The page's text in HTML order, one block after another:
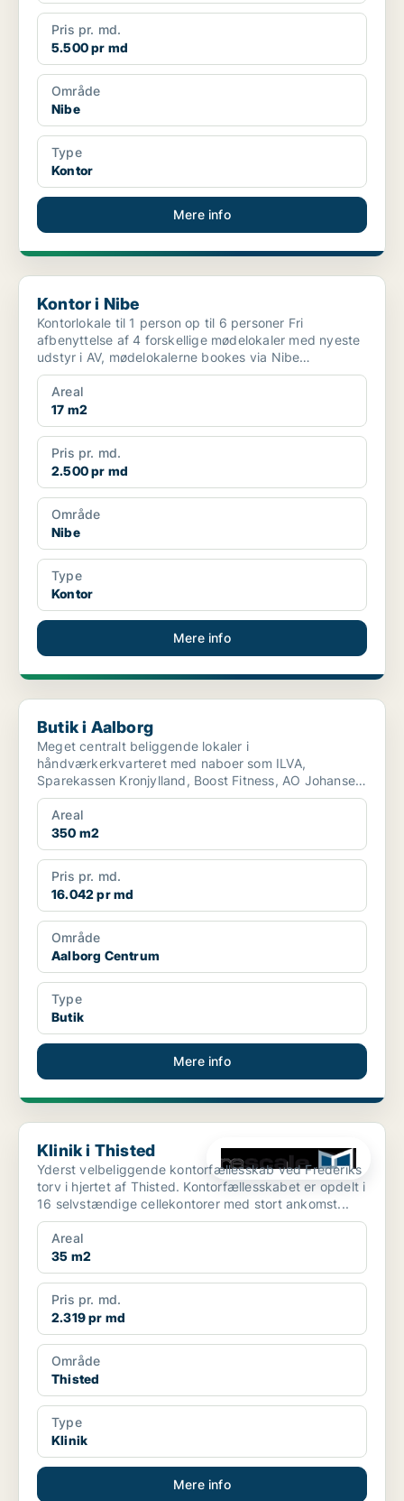
Pris pr. md.
5.500 pr md
Område
Nibe
Type
Kontor
Mere info
Kontor i Nibe
Kontor i Nibe
Kontorlokale til 1 person op til 6 personer Fri
afbenyttelse af 4 forskellige mødelokaler med nyeste
udstyr i AV, mødelokalerne bookes via Nibe
Erhvervspa...
Areal
17 m2
Pris pr. md.
2.500 pr md
Område
Nibe
Type
Kontor
Mere info
Butik i Aalborg
Butik i Aalborg
Meget centralt beliggende lokaler i
håndværkerkvarteret med naboer som ILVA,
Sparekassen Kronjylland, Boost Fitness, AO Johansen
og Silvan. Kan anvendes ti...
Areal
350 m2
Pris pr. md.
16.042 pr md
Område
Aalborg Centrum
Type
Butik
Mere info
Klinik i Thisted
Klinik i Thisted
Yderst velbeliggende kontorfællesskab ved Frederiks
torv i hjertet af Thisted. Kontorfællesskabet er opdelt i
16 selvstændige cellekontorer med stort ankomst...
Areal
35 m2
Pris pr. md.
2.319 pr md
Område
Thisted
Type
Klinik
Mere info